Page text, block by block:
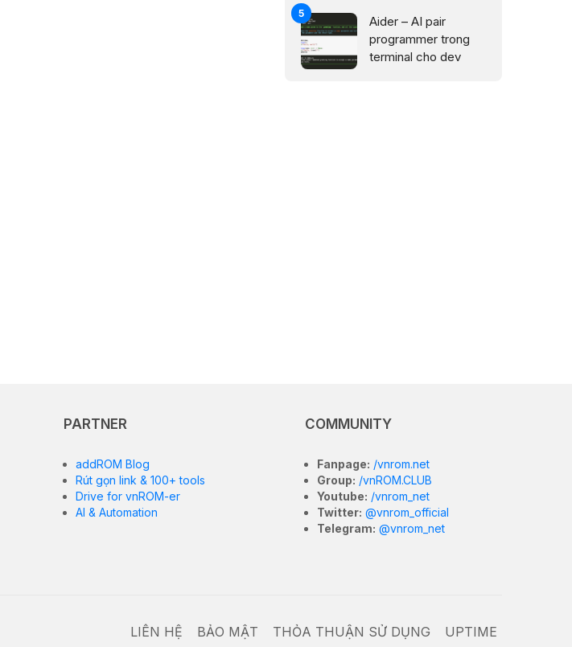
Aider – AI pair
programmer trong
terminal cho dev
PARTNER
addROM Blog
Rút gọn link & 100+ tools
Drive for vnROM-er
AI & Automation
COMMUNITY
Fanpage: /vnrom.net
Group: /vnROM.CLUB
Youtube: /vnrom_net
Twitter: @vnrom_official
Telegram: @vnrom_net
LIÊN HỆ BẢO MẬT THỎA THUẬN SỬ DỤNG UPTIME